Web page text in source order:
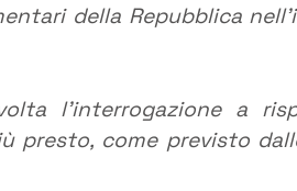
della Repubblica
l’interrogazione a
presto, come previsto